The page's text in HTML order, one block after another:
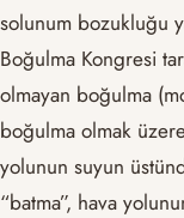
solunum bozukluğu
Boğulma Kongresi
olmayan boğulma
boğulma olmak
yolunun suyun
“batma”, hava